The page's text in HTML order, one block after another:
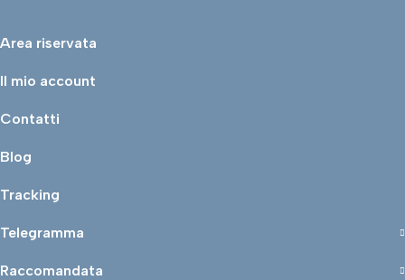
Area riservata
Il mio account
Contatti
Blog
Tracking
Telegramma
Raccomandata